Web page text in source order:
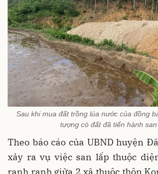
Sau khi mua đất trồng lúa nước của đồng
tượng cò đất đã tiến hành
Theo báo cáo của UBND huyện
xảy ra vụ việc san lấp thuộc